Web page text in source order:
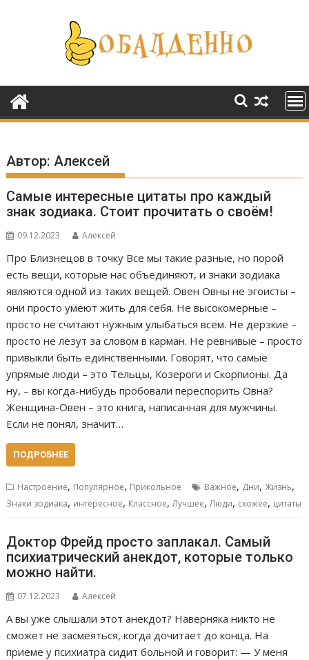
содержимому
Автор:Алексей
Самые интересные цитаты про каждый
знак зодиака. Стоит прочитать о своём!
09.12.2023 Алексей
Про Близнецов в точку Все мы такие разные, но порой
есть вещи, которые нас объединяют, и знаки зодиака
являются одной из таких вещей. Овен Овны не эгоисты –
они просто умеют жить для себя. Не высокомерные –
просто не считают нужным улыбаться всем. Не дерзкие –
просто не лезут за словом в карман. Не ревнивые – просто
привыкли быть единственными. Говорят, что самые
упрямые люди – это Тельцы, Козероги и Скорпионы. Да
ну, – вы когда-нибудь пробовали переспорить Овна?
Женщина-Овен – это книга, написанная для мужчины.
Если не понял, значит…
ПОДРОБНЕЕ
Настроение, Популярное, Прикольное Важное, Дни,Жизнь,
Знаки зодиака, интересное, Классное,Лучшее,Люди, схожее, цитаты
Доктор Фрейд просто заплакал. Самый
психиатрический анекдот, которые только
можно найти.
07.12.2023 Алексей
А вы уже слышали этот анекдот? Наверняка никто не
сможет не засмеяться, когда дочитает до конца. На
приеме у психиатра сидит больной и говорит: — У меня